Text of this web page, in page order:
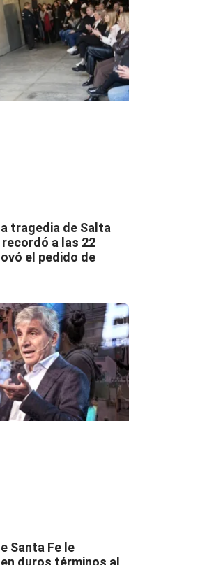
tragedia de Salta
a las 22
el pedido de
Santa Fe le
duros términos al